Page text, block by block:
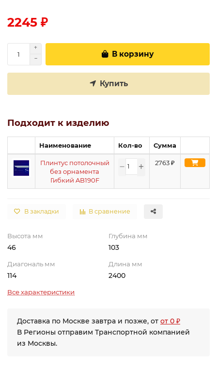
2245 ₽
В корзину
Купить
Подходит к изделию
Наименование Кол-во Сумма
Плинтус потолочный
без орнамента
Гибкий AB190F
2763₽
В закладки В сравнение
Высота мм
46
Глубина мм
103
Диагональ мм
114
Длина мм
2400
Все характеристики
Доставка по Москве завтра и позже, от от 0 ₽
В Регионы отправим Транспортной компанией
из Москвы.